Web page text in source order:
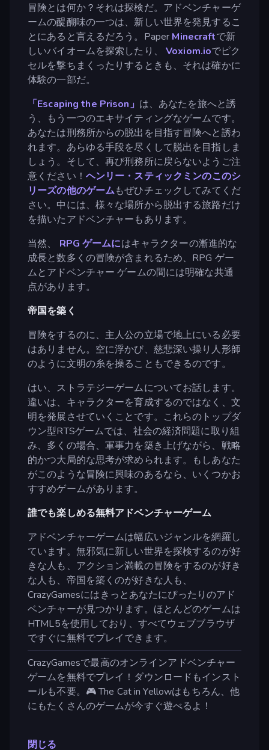
冒険とは何か？それは探検だ。アドベンチャーゲ
ームの醍醐味の一つは、新しい世界を発見するこ
とにあると言えるだろう。Paper Minecraftで新
しいバイオームを探索したり、 Voxiom.ioでピク
セルを撃ちまくったりするときも、それは確かに
体験の一部だ。
「Escaping the Prison」 は、あなたを旅へと誘
う、もう一つのエキサイティングなゲームです。
あなたは刑務所からの脱出を目指す冒険へと誘わ
れます。あらゆる手段を尽くして脱出を目指しま
しょう。そして、再び刑務所に戻らないようご注
意ください！ ヘンリー・スティックミンのこのシ
リーズの他のゲームもぜひチェックしてみてくだ
さい。中には、様々な場所から脱出する旅路だけ
を描いたアドベンチャーもあります。
当然、 RPG ゲームにはキャラクターの漸進的な
成長と数多くの冒険が含まれるため、RPG ゲー
ムとアドベンチャー ゲームの間には明確な共通
点があります。
帝国を築く
冒険をするのに、主人公の立場で地上にいる必要
はありません。空に浮かび、慈悲深い操り人形師
のように文明の糸を操ることもできるのです。
はい、ストラテジーゲームについてお話します。
違いは、キャラクターを育成するのではなく、文
明を発展させていくことです。これらのトップダ
ウン型RTSゲームでは、社会の経済問題に取り組
み、多くの場合、軍事力を築き上げながら、戦略
的かつ大局的な思考が求められます。もしあなた
がこのような冒険に興味のあるなら、いくつかお
すすめゲームがあります。
誰でも楽しめる無料アドベンチャーゲーム
アドベンチャーゲームは幅広いジャンルを網羅し
ています。無邪気に新しい世界を探検するのが好
きな人も、アクション満載の冒険をするのが好き
な人も、帝国を築くのが好きな人も、
CrazyGamesにはきっとあなたにぴったりのアド
ベンチャーが見つかります。ほとんどのゲームは
HTML5を使用しており、すべてウェブブラウザ
ですぐに無料でプレイできます。
CrazyGamesで最高のオンラインアドベンチャー
ゲームを無料でプレイ！ダウンロードもインスト
ールも不要。🎮 The Cat in Yellowはもちろん、他
にもたくさんのゲームが今すぐ遊べるよ！
閉じる